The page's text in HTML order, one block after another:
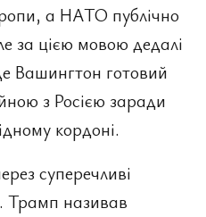
а НАТО публічно
за цією мовою дедалі
Вашингтон готовий
з Росією заради
кордоні.
суперечливі
Трамп називав